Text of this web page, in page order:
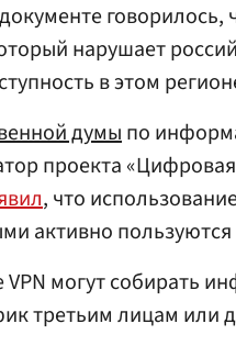
нарушает
в этом
думыпо
проекта
, что
активно
могут собирать
третьим лицам или